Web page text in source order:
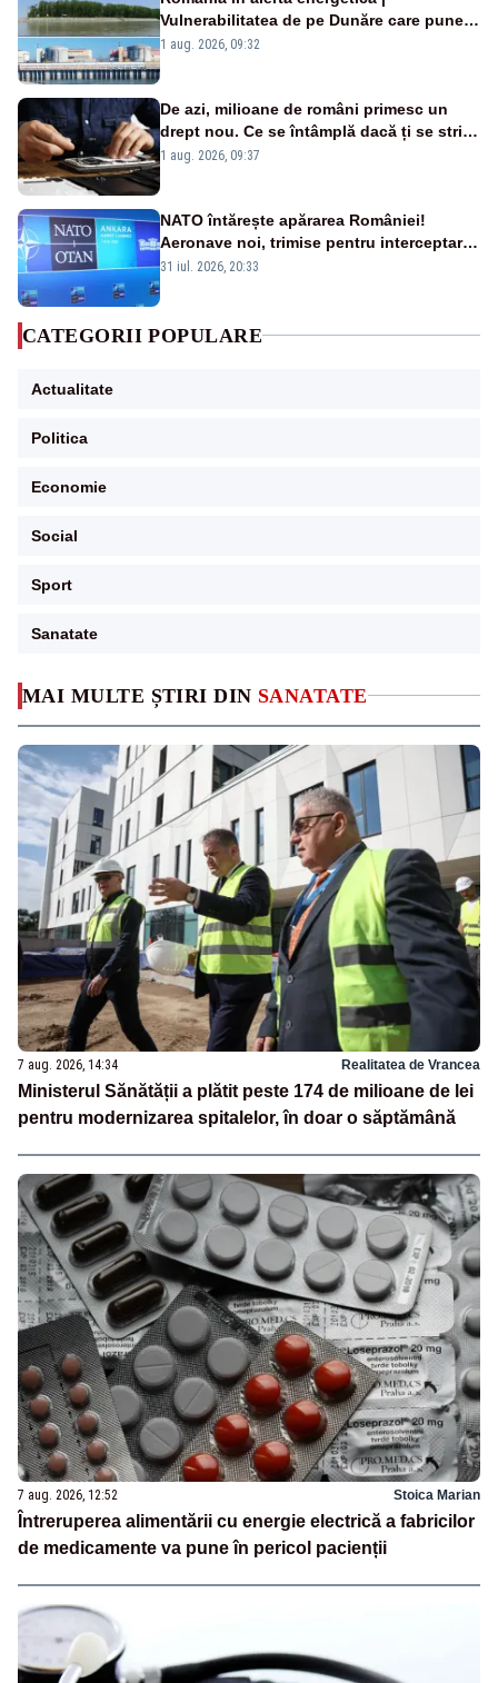
MAI MULTE ȘTIRI DIN SANATATE
7 aug. 2026, 14:34 Realitatea de Vrancea
Ministerul Sănătății a plătit peste 174 de milioane de lei
pentru modernizarea spitalelor, în doar o săptămână
7 aug. 2026, 12:52 Stoica Marian
Întreruperea alimentării cu energie electrică a fabricilor
de medicamente va pune în pericol pacienții
Vulnerabilitatea de pe Dunăre care pune
în pericol Centrala Cernavodă era
1 aug. 2026, 09:32
De azi, milioane de români primesc un
drept nou. Ce se întâmplă dacă ți se strică
un produs
1 aug. 2026, 09:37
NATO întărește apărarea României!
Aeronave noi, trimise pentru interceptarea
și distrugerea dronelor
31 iul. 2026, 20:33
CATEGORII POPULARE
Actualitate
Politica
Economie
Social
Sport
Sanatate